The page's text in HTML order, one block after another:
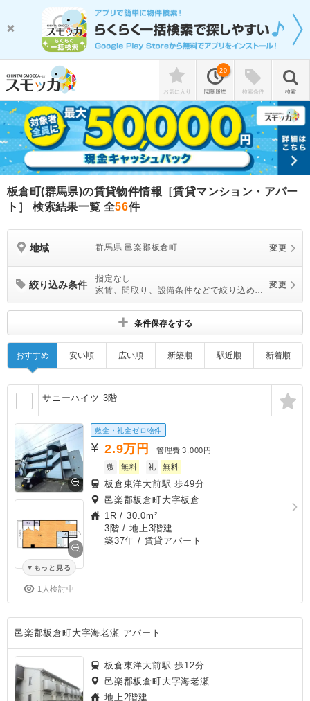
お気に入り 閲覧履歴
20
検索条件 検索
板倉町(群馬県)の賃貸物件情報［賃貸マンション・アパー
ト］ 検索結果一覧 全56件
地域 群馬県 邑楽郡板倉町 変更
絞り込み条件
指定なし
家賃、間取り、設備条件などで絞り込めま
す
変更
条件保存をする
おすすめ 安い順 広い順 新築順 駅近順 新着順
サニーハイツ 3階
もっと見る
1人検討中
敷金・礼金ゼロ物件
2.9万円 管理費 3,000円
敷
無料 礼 無料
板倉東洋大前駅 歩49分
邑楽郡板倉町大字板倉
1R /30.0m²
3階 / 地上3階建
築37年 / 賃貸アパート
邑楽郡板倉町大字海老瀬 アパート
板倉東洋大前駅 歩12分
邑楽郡板倉町大字海老瀬
地上2階建